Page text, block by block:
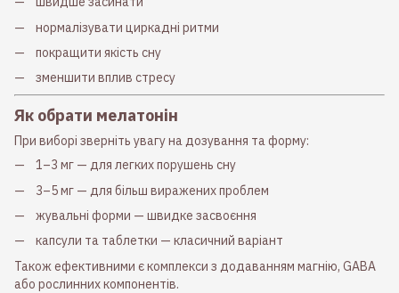
нормалізувати циркадні ритми
покращити якість сну
зменшити вплив стресу
Як обрати мелатонін
При виборі зверніть увагу на дозування та форму:
1–3 мг — для легких порушень сну
3–5 мг — для більш виражених проблем
жувальні форми — швидке засвоєння
капсули та таблетки — класичний варіант
Також ефективними є комплекси з додаванням магнію, GABA
або рослинних компонентів.